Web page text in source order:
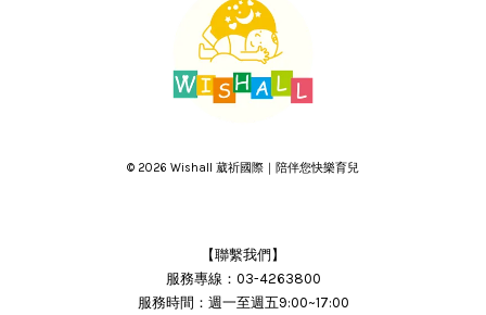
© 2026 Wishall 葳祈國際｜陪伴您快樂育兒
【聯繫我們】
服務專線：03-4263800
服務時間：週一至週五9:00~17:00